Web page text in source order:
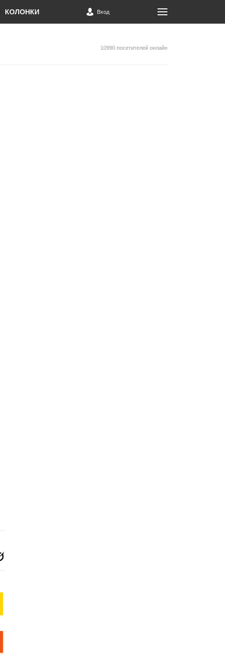
КОЛОНКИ Вход
10990 посетителей онлайн